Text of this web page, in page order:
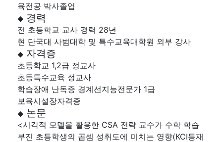
육전공 박사졸업
◆ 경력
전 초등학교 교사 경력 28년
현 단국대 사범대학 및 특수교육대학원 외부 강사
◆ 자격증
초등학교 1,2급 정교사
초등특수교육 정교사
학습장애 난독증 경계선지능전문가 1급
보육시설장자격증
◆ 논문
<시각적 모델을 활용한 CSA 전략 교수가 수학 학습
부진 초등학생의 곱셈 성취도에 미치는 영향(KCI등재